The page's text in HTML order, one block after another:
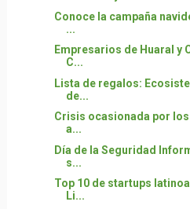
Conoce la campaña
...
Empresarios de Huaral y
C...
Lista de regalos:
de...
Crisis ocasionada por
a...
Día de la Seguridad
s...
Top 10 de startups
Li...